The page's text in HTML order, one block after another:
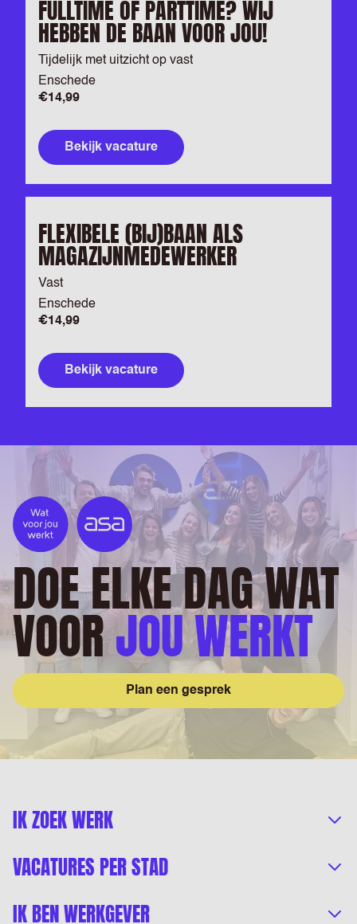
FULLTIME OF PARTTIME? WIJ
HEBBEN DE BAAN VOOR JOU!
Tijdelijk met uitzicht op vast
Enschede
€14,99
Bekijk vacature
FLEXIBELE (BIJ)BAAN ALS
MAGAZIJNMEDEWERKER
Vast
Enschede
€14,99
Bekijk vacature
DOE ELKE DAG WAT
VOORJOU WERKT
Plan een gesprek
IK ZOEK WERK
VACATURES PER STAD
IK BEN WERKGEVER